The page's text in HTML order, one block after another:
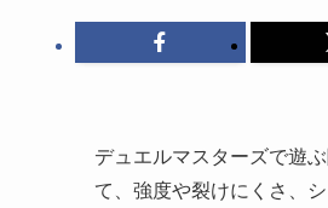
デュエルマスターズで遊
て、強度や裂けにくさ、